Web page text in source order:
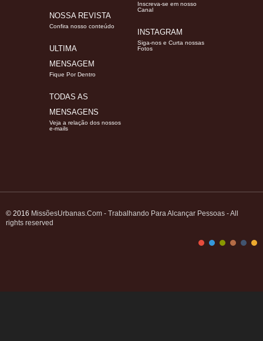
NOSSA REVISTA
Confira nosso conteúdo
ULTIMA
MENSAGEM
Fique Por Dentro
TODAS AS
MENSAGENS
Veja a relação dos nossos
e-mails
Inscreva-se em nosso
Canal
INSTAGRAM
Siga-nos e Curta nossas
Fotos
© 2016 MissõesUrbanas.Com - Trabalhando Para Alcançar Pessoas - All
rights reserved